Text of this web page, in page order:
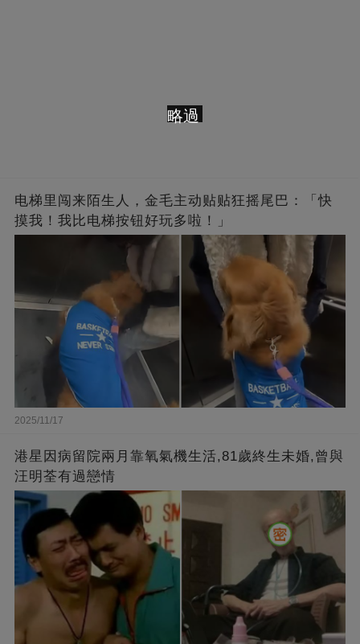
电梯里闯来陌生人，金毛主动贴贴狂摇尾巴：「快
摸我！我比电梯按钮好玩多啦！」
2025/11/17
港星因病留院兩月靠氧氣機生活,81歲終生未婚,曾與
汪明荃有過戀情
略過